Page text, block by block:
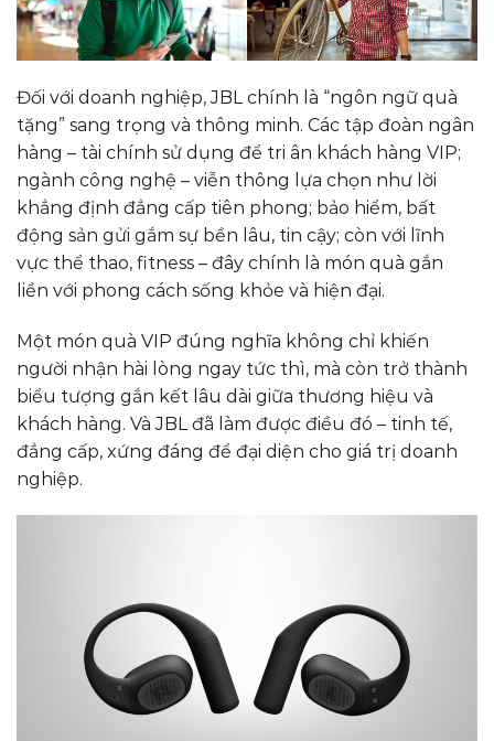
Đối với doanh nghiệp, JBL chính là “ngôn ngữ quà
tặng” sang trọng và thông minh. Các tập đoàn ngân
hàng – tài chính sử dụng để tri ân khách hàng VIP;
ngành công nghệ – viễn thông lựa chọn như lời
khẳng định đẳng cấp tiên phong; bảo hiểm, bất
động sản gửi gắm sự bền lâu, tin cậy; còn với lĩnh
vực thể thao, fitness – đây chính là món quà gắn
liền với phong cách sống khỏe và hiện đại.
Một món quà VIP đúng nghĩa không chỉ khiến
người nhận hài lòng ngay tức thì, mà còn trở thành
biểu tượng gắn kết lâu dài giữa thương hiệu và
khách hàng. Và JBL đã làm được điều đó – tinh tế,
đẳng cấp, xứng đáng để đại diện cho giá trị doanh
nghiệp.